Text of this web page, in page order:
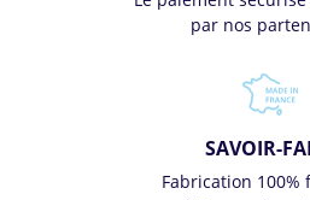
par nos
SAVOIR-
Fabrication 100%